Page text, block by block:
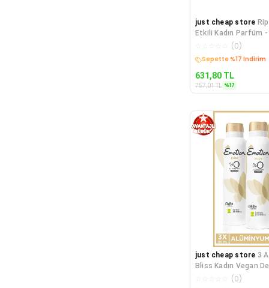
just cheap store
Etkili Kadın Parfüm
Women 110 Ml
(0)
Sepette %17 İndirim
631,80 TL
757,01TL %17
just cheap store 3
Bliss Kadın Vegan
Ml Hızlı Kurur , L
(0)